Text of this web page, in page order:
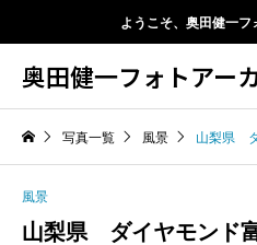
ようこそ、奥田健一フ
奥田健一フォトアー
写真一覧 風景 山梨県
風景
山梨県 ダイヤモンド